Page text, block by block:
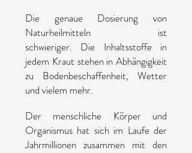
Die genaue Dosierung von
Naturheilmitteln ist
schwieriger. Die Inhaltsstoffe in
jedem Kraut stehen in Abhängigkeit
zu Bodenbeschaffenheit, Wetter
und vielem mehr.
Der menschliche Körper und
Organismus hat sich im Laufe der
Jahrmillionen zusammen mit den